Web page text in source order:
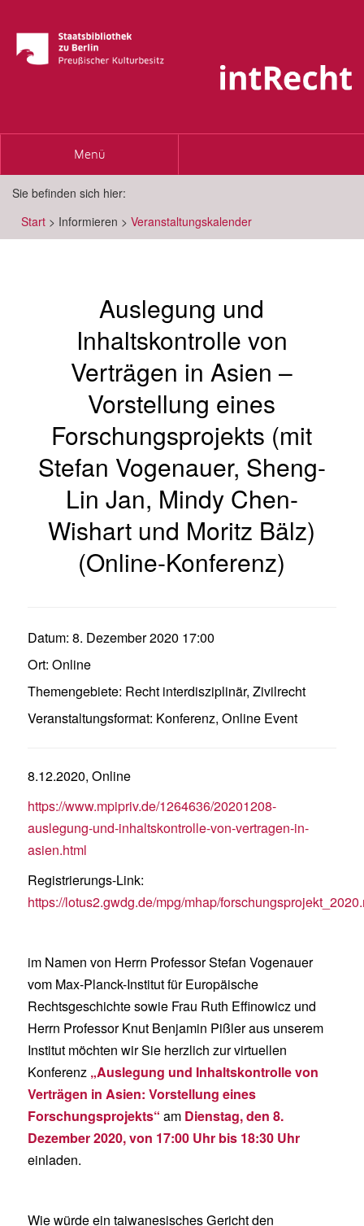
Toggle
Menü
Sie befinden sich hier:
Start > Informieren > Veranstaltungskalender
Auslegung und
Inhaltskontrolle von
Verträgen in Asien –
Vorstellung eines
Forschungsprojekts (mit
Stefan Vogenauer, Sheng-
Lin Jan, Mindy Chen-
Wishart und Moritz Bälz)
(Online-Konferenz)
Datum: 8. Dezember 2020 17:00
Ort: Online
Themengebiete: Recht interdisziplinär, Zivilrecht
Veranstaltungsformat: Konferenz, Online Event
8.12.2020, Online
https://www.mpipriv.de/1264636/20201208-
auslegung-und-inhaltskontrolle-von-vertragen-in-
asien.html
Registrierungs-Link:
https://lotus2.gwdg.de/mpg/mhap/
im Namen von Herrn Professor Stefan Vogenauer
vom Max-Planck-Institut für Europäische
Rechtsgeschichte sowie Frau Ruth Effinowicz und
Herrn Professor Knut Benjamin Pißler aus unserem
Institut möchten wir Sie herzlich zur virtuellen
Konferenz „Auslegung und Inhaltskontrolle von
Verträgen in Asien: Vorstellung eines
Forschungsprojekts“ am Dienstag, den 8.
Dezember 2020, von 17:00 Uhr bis 18:30 Uhr
einladen.
Wie würde ein taiwanesisches Gericht den